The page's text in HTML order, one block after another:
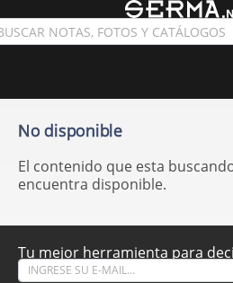
No disponible
El contenido que esta
encuentra disponible.
Tu mejor herramienta para